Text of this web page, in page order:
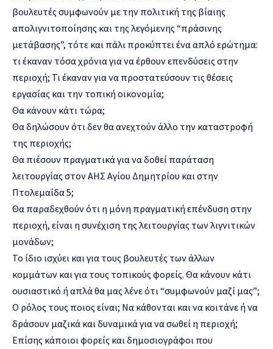
βουλευτές συμφωνούν με την πολιτική της βίαιης
απολιγνιτοποίησης και της λεγόμενης “πράσινης
μετάβασης”, τότε και πάλι προκύπτει ένα απλό ερώτημα:
τι έκαναν τόσα χρόνια για να έρθουν επενδύσεις στην
περιοχή; Τι έκαναν για να προστατεύσουν τις θέσεις
εργασίας και την τοπική οικονομία;
Θα κάνουν κάτι τώρα;
Θα δηλώσουν ότι δεν θα ανεχτούν άλλο την καταστροφή
της περιοχής;
Θα πιέσουν πραγματικά για να δοθεί παράταση
λειτουργίας στον ΑΗΣ Αγίου Δημητρίου και στην
Πτολεμαΐδα 5;
Θα παραδεχθούν ότι η μόνη πραγματική επένδυση στην
περιοχή, είναι η συνέχιση της λειτουργίας των λιγνιτικών
μονάδων;
Το ίδιο ισχύει και για τους βουλευτές των άλλων
κομμάτων και για τους τοπικούς φορείς. Θα κάνουν κάτι
ουσιαστικό ή απλά θα μας λένε ότι “συμφωνούν μαζί μας”;
Ο ρόλος τους ποιος είναι; Να κάθονται και να κοιτάνε ή να
δράσουν μαζικά και δυναμικά για να σωθεί η περιοχή;
Επίσης κάποιοι φορείς και δημοσιογράφοι που